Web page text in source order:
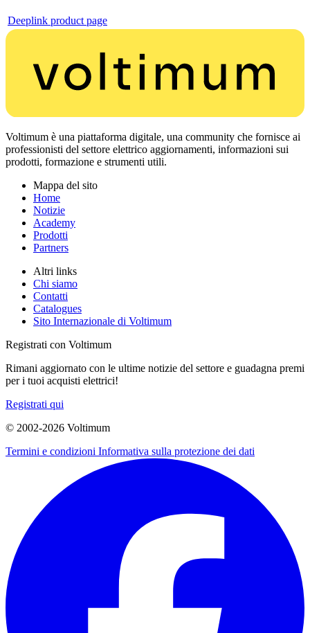
Deeplink product page
Voltimum è una piattaforma digitale, una community che fornisce ai
professionisti del settore elettrico aggiornamenti, informazioni sui
prodotti, formazione e strumenti utili.
Mappa del sito
Home
Notizie
Academy
Prodotti
Partners
Altri links
Chi siamo
Contatti
Catalogues
Sito Internazionale di Voltimum
Registrati con Voltimum
Rimani aggiornato con le ultime notizie del settore e guadagna premi
per i tuoi acquisti elettrici!
Registrati qui
© 2002-2026 Voltimum
Termini e condizioni Informativa sulla protezione dei dati